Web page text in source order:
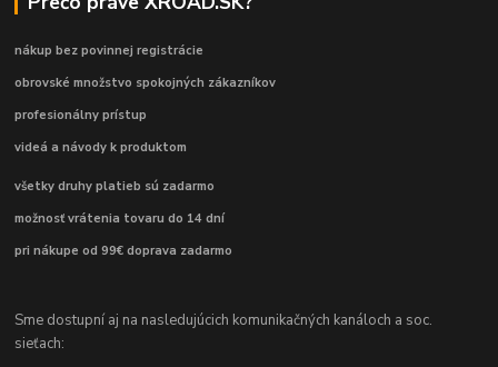
nákup bez povinnej registrácie
obrovské množstvo spokojných zákazníkov
profesionálny prístup
videá a návody k produktom
všetky druhy platieb sú zadarmo
možnosť vrátenia tovaru do 14 dní
pri nákupe od 99€ doprava zadarmo
Sme dostupní aj na nasledujúcich komunikačných kanáloch a soc.
sieťach: